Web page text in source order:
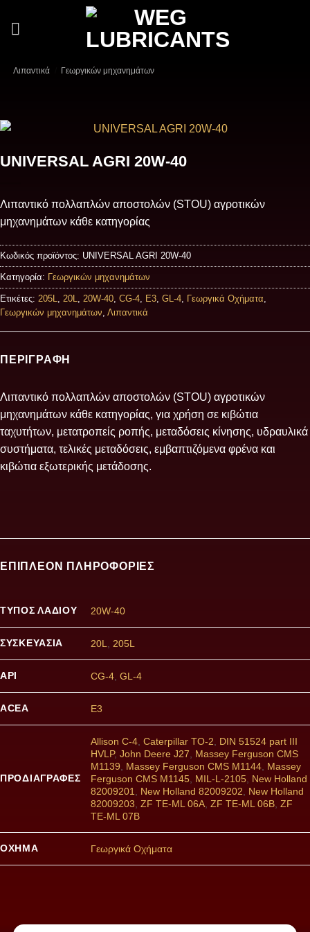
στο
Λιπαντικά Γεωργικών μηχανημάτων
UNIVERSAL AGRI 20W-40
Λιπαντικό πολλαπλών αποστολών (STOU) αγροτικών
μηχανημάτων κάθε κατηγορίας
Κωδικός προϊόντος: UNIVERSAL AGRI 20W-40
Κατηγορία: Γεωργικών μηχανημάτων
Ετικέτες: 205L 20L 20W-40 CG-4 E3 GL-4 Γεωργικά Οχήματα
Γεωργικών μηχανημάτων Λιπαντικά
ΠΕΡΙΓΡΑΦΉ
Λιπαντικό πολλαπλών αποστολών (STOU) αγροτικών
μηχανημάτων κάθε κατηγορίας, για χρήση σε κιβώτια
ταχυτήτων, μετατροπείς ροπής, μεταδόσεις κίνησης, υδραυλικά
συστήματα, τελικές μεταδόσεις, εμβαπτιζόμενα φρένα και
κιβώτια εξωτερικής μετάδοσης.
ΕΠΙΠΛΈΟΝ ΠΛΗΡΟΦΟΡΊΕΣ
ΤΎΠΟΣ ΛΑΔΙΟΎ 20W-40
ΣΥΣΚΕΥΑΣΊΑ 20L,205L
API CG-4,GL-4
ACEA E3
ΠΡΟΔΙΑΓΡΑΦΕΣ
Allison C-4,Caterpillar TO-2, DIN 51524 part III
HVLP,John Deere J27, Massey Ferguson CMS
M1139, Massey Ferguson CMS M1144, Massey
Ferguson CMS M1145, MIL-L-2105, New Holland
82009201, New Holland 82009202, New Holland
82009203,ZF TE-ML 06A,ZF TE-ML 06B,ZF
TE-ML 07B
ΌΧΗΜΑ Γεωργικά Οχήματα